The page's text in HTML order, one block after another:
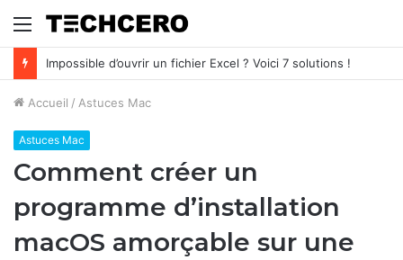
Menu
[RÉSOLU] L’ordinateur est allumé mais l’écran reste noir
Accueil / Astuces Mac
Astuces Mac
Comment créer un
programme d’installation
macOS amorçable sur une